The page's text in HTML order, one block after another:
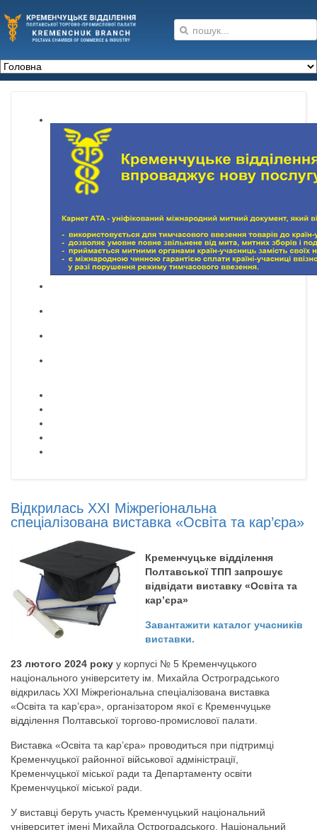
Відкрилась ХХІ Міжрегіональна
спеціалізована виставка «Освіта та кар’єра»
Кременчуцьке відділення
Полтавської ТПП запрошує
відвідати виставку «Освіта та
кар’єра»
Завантажити каталог учасників
виставки.
23 лютого 2024 року у корпусі № 5 Кременчуцького
національного університету ім. Михайла Остроградського
відкрилась ХХІ Міжрегіональна спеціалізована виставка
«Освіта та кар’єра», організатором якої є Кременчуцьке
відділення Полтавської торгово-промислової палати.
Виставка «Освіта та кар’єра» проводиться при підтримці
Кременчуцької районної військової адміністрації,
Кременчуцької міської ради та Департаменту освіти
Кременчуцької міської ради.
У виставці беруть участь Кременчуцький національний
університет імені Михайла Остроградського, Національний